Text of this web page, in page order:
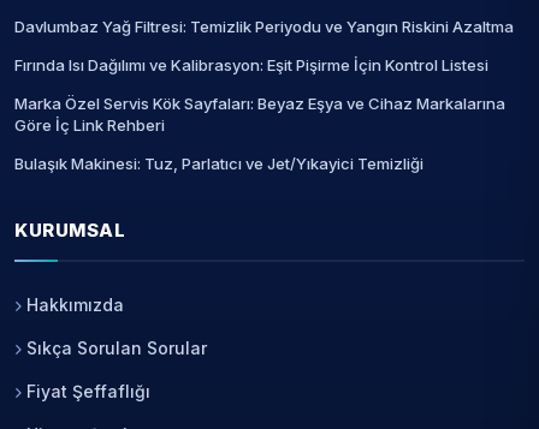
Davlumbaz Yağ Filtresi: Temizlik Periyodu ve Yangın Riskini Azaltma
Fırında Isı Dağılımı ve Kalibrasyon: Eşit Pişirme İçin Kontrol Listesi
Marka Özel Servis Kök Sayfaları: Beyaz Eşya ve Cihaz Markalarına
Göre İç Link Rehberi
Bulaşık Makinesi: Tuz, Parlatıcı ve Jet/Yıkayici Temizliği
KURUMSAL
Hakkımızda
Sıkça Sorulan Sorular
Fiyat Şeffaflığı